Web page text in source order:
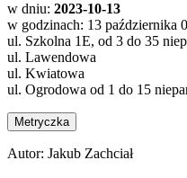
w dniu: 2023-10-13
w godzinach: 13 października
ul. Szkolna 1E, od 3 do 35
ul. Lawendowa
ul. Kwiatowa
ul. Ogrodowa od 1 do 15
Metryczka
Autor: Jakub Zachciał